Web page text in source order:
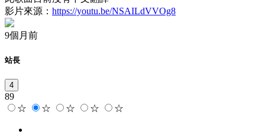
影片來源： https://youtu.be/NSAILdVVOg8
9個月前
站長
4
89
☆
☆ ☆ ☆ ☆